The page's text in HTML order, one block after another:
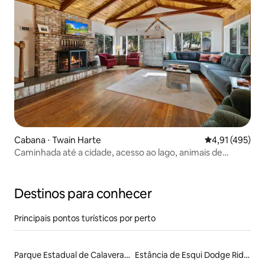
Cabana ⋅ Twain Harte 4,91 de uma
4,91 (495)
Caminhada até a cidade, acesso ao lago, animais de
Destinos para conhecer
Principais pontos turísticos por perto
Parque Estadual de Calaveras Big Trees Estância de Esqui Dodge Ridge